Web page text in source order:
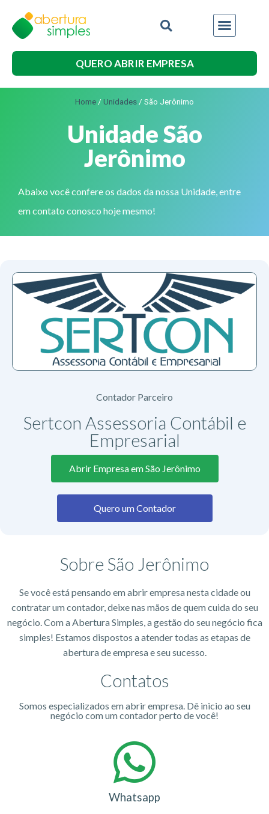
QUERO ABRIR EMPRESA
Home / Unidades / São Jerônimo
Unidade São
Jerônimo
Abaixo você confere os dados da nossa Unidade, entre
em contato conosco hoje mesmo!
Contador Parceiro
Sertcon Assessoria Contábil e
Empresarial
Abrir Empresa em São Jerônimo
Quero um Contador
Sobre São Jerônimo
Se você está pensando em abrir empresa nesta cidade ou
contratar um contador, deixe nas mãos de quem cuida do seu
negócio. Com a Abertura Simples, a gestão do seu negócio fica
simples! Estamos dispostos a atender todas as etapas de
abertura de empresa e seu sucesso.
Contatos
Somos especializados em abrir empresa. Dê inicio ao seu
negócio com um contador perto de você!
Whatsapp